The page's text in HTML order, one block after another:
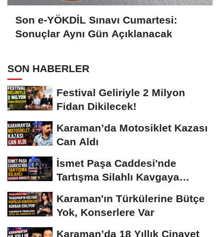
Son e-YÖKDİL Sınavı Cumartesi:
Sonuçlar Aynı Gün Açıklanacak
SON HABERLER
Festival Geliriyle 2 Milyon
Fidan Dikilecek!
Karaman’da Motosiklet Kazası
Can Aldı
İsmet Paşa Caddesi'nde
Tartışma Silahlı Kavgaya
Karaman'ın Türkülerine Bütçe
Yok, Konserlere Var
Karaman’da 18 Yıllık Cinayet